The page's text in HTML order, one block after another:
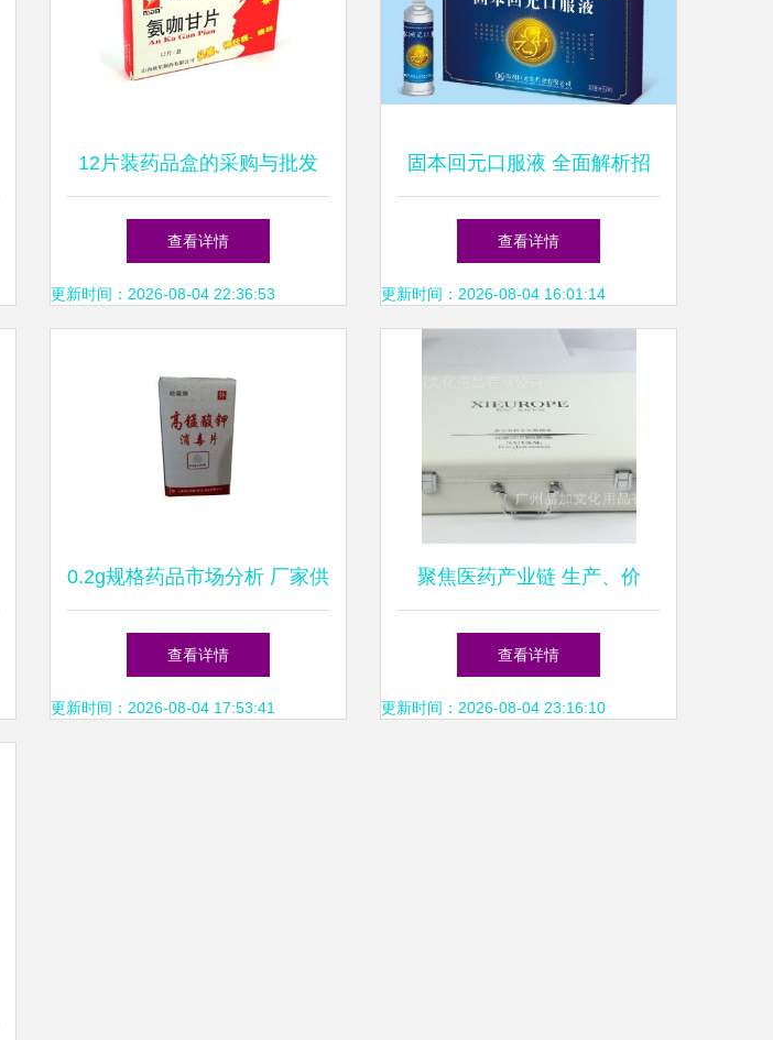
12片装药品盒的采购与批发
从厂家供应到药品终端网的完
整指南
查看详情
更新时间：2026-08-04 22:36:53
固本回元口服液 全面解析招
商代理政策与市场前景
查看详情
更新时间：2026-08-04 16:01:14
0.2g规格药品市场分析 厂家供
应、采购批发与药品终端网平
台作用
查看详情
更新时间：2026-08-04 17:53:41
聚焦医药产业链 生产、价
格、批发与厂家关系解析
查看详情
更新时间：2026-08-04 23:16:10